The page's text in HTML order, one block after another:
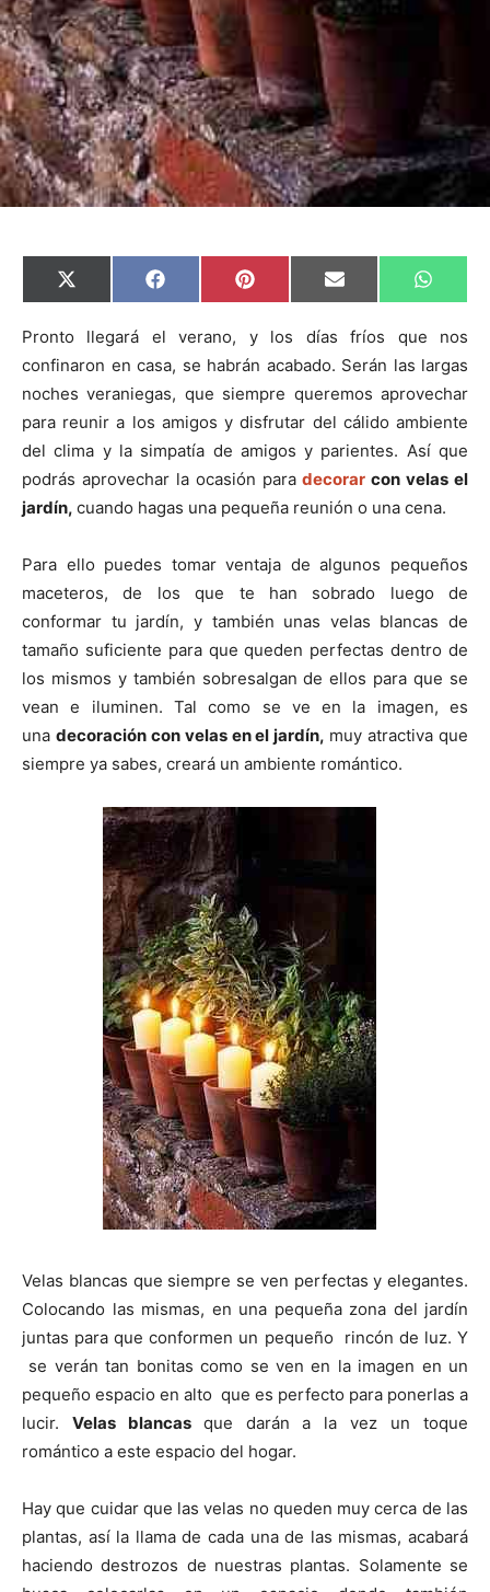
C
o
r
i
r
e
n
X
(
w
t
t
e
r
)
C
o
p
r
i
r
e
n
F
a
e
o
o
k
C
o
p
a
r
i
r
e
n
P
i
t
e
r
e
s
t
C
o
p
r
i
r
e
n
E
m
C
o
r
i
r
e
n
W
h
A
p
p
Pronto llegará el verano, y los días fríos que nos
confinaron en casa, se habrán acabado. Serán las largas
noches veraniegas, que siempre queremos aprovechar
para reunir a los amigos y disfrutar del cálido ambiente
del clima y la simpatía de amigos y parientes. Así que
podrás aprovechar la ocasión paradecorar con velas el
jardín, cuando hagas una pequeña reunión o una cena.
Para ello puedes tomar ventaja de algunos pequeños
maceteros, de los que te han sobrado luego de
conformar tu jardín, y también unas velas blancas de
tamaño suficiente para que queden perfectas dentro de
los mismos y también sobresalgan de ellos para que se
vean e iluminen. Tal como se ve en la imagen, es
una decoración con velas en el jardín, muy atractiva que
siempre ya sabes, creará un ambiente romántico.
Velas blancas que siempre se ven perfectas y elegantes.
Colocando las mismas, en una pequeña zona del jardín
juntas para que conformen un pequeño rincón de luz. Y
se verán tan bonitas como se ven en la imagen en un
pequeño espacio en alto que es perfecto para ponerlas a
lucir. Velas blancas que darán a la vez un toque
romántico a este espacio del hogar.
Hay que cuidar que las velas no queden muy cerca de las
plantas, así la llama de cada una de las mismas, acabará
haciendo destrozos de nuestras plantas. Solamente se